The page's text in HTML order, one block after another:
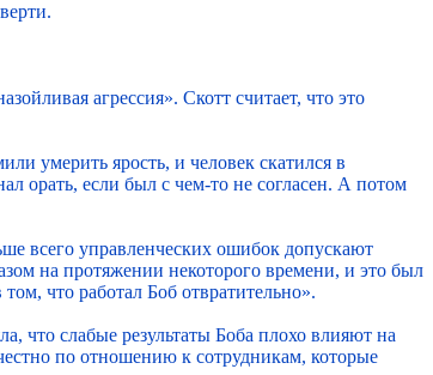
агрессия». Скотт считает, что это
умерить ярость, и человек скатился в
орать, если был с чем-то не согласен. А потом
всего управленческих ошибок допускают
на протяжении некоторого времени, и это был
что работал Боб отвратительно».
что слабые результаты Боба плохо влияют на
по отношению к сотрудникам, которые